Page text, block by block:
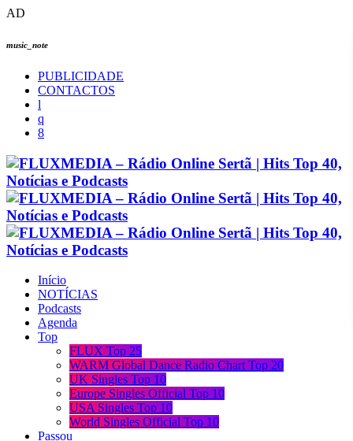
AD
music_note
PUBLICIDADE
CONTACTOS
Início
NOTÍCIAS
Podcasts
Agenda
Top
FLUX Top 25
WARM Global Dance Radio Chart Top 20
UK Singles Top 10
Europe Singles Official Top 10
USA Singles Top 10
World Singles Official Top 10
Passou